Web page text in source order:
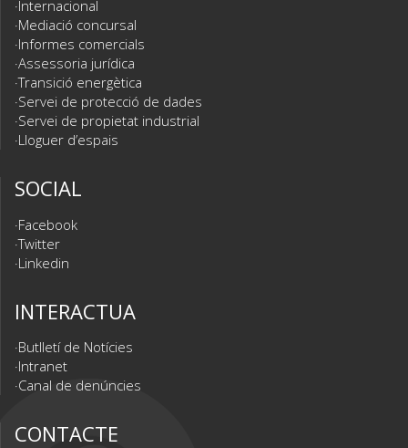
Internacional
Mediació concursal
Informes comercials
Assessoria jurídica
Transició energètica
Servei de protecció de dades
Servei de propietat industrial
Lloguer d’espais
SOCIAL
Facebook
Twitter
Linkedin
INTERACTUA
Butlletí de Notícies
Intranet
Canal de denúncies
CONTACTE